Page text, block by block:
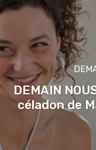
DEMAIN
céladon de